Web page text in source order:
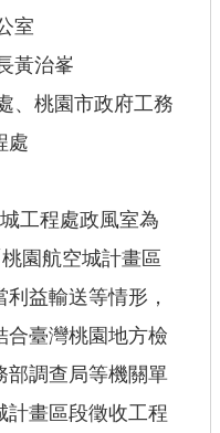
室
黃治峯
、桃園市政府工務
處
工程處政風室為
園航空城計畫區
益輸送等情形，
合臺灣桃園地方檢
部調查局等機關單
計畫區段徵收工程